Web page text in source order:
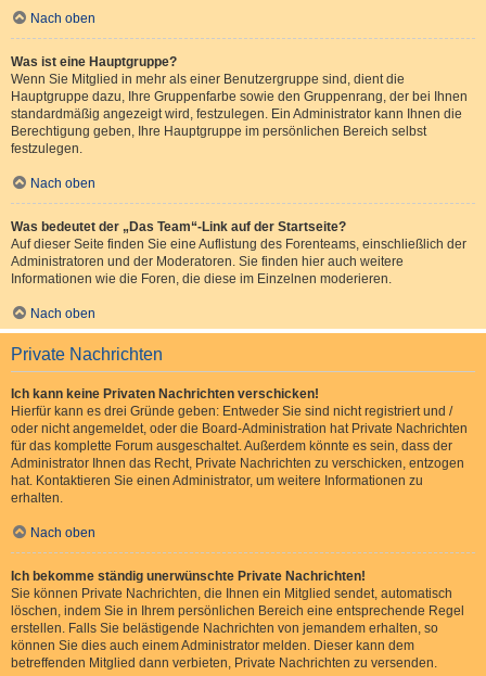
Nach oben
Was ist eine Hauptgruppe?
Wenn Sie Mitglied in mehr als einer Benutzergruppe sind, dient die
Hauptgruppe dazu, Ihre Gruppenfarbe sowie den Gruppenrang, der bei Ihnen
standardmäßig angezeigt wird, festzulegen. Ein Administrator kann Ihnen die
Berechtigung geben, Ihre Hauptgruppe im persönlichen Bereich selbst
festzulegen.
Nach oben
Was bedeutet der „Das Team“-Link auf der Startseite?
Auf dieser Seite finden Sie eine Auflistung des Forenteams, einschließlich der
Administratoren und der Moderatoren. Sie finden hier auch weitere
Informationen wie die Foren, die diese im Einzelnen moderieren.
Nach oben
Private Nachrichten
Ich kann keine Privaten Nachrichten verschicken!
Hierfür kann es drei Gründe geben: Entweder Sie sind nicht registriert und /
oder nicht angemeldet, oder die Board-Administration hat Private Nachrichten
für das komplette Forum ausgeschaltet. Außerdem könnte es sein, dass der
Administrator Ihnen das Recht, Private Nachrichten zu verschicken, entzogen
hat. Kontaktieren Sie einen Administrator, um weitere Informationen zu
erhalten.
Nach oben
Ich bekomme ständig unerwünschte Private Nachrichten!
Sie können Private Nachrichten, die Ihnen ein Mitglied sendet, automatisch
löschen, indem Sie in Ihrem persönlichen Bereich eine entsprechende Regel
erstellen. Falls Sie belästigende Nachrichten von jemandem erhalten, so
können Sie dies auch einem Administrator melden. Dieser kann dem
betreffenden Mitglied dann verbieten, Private Nachrichten zu versenden.